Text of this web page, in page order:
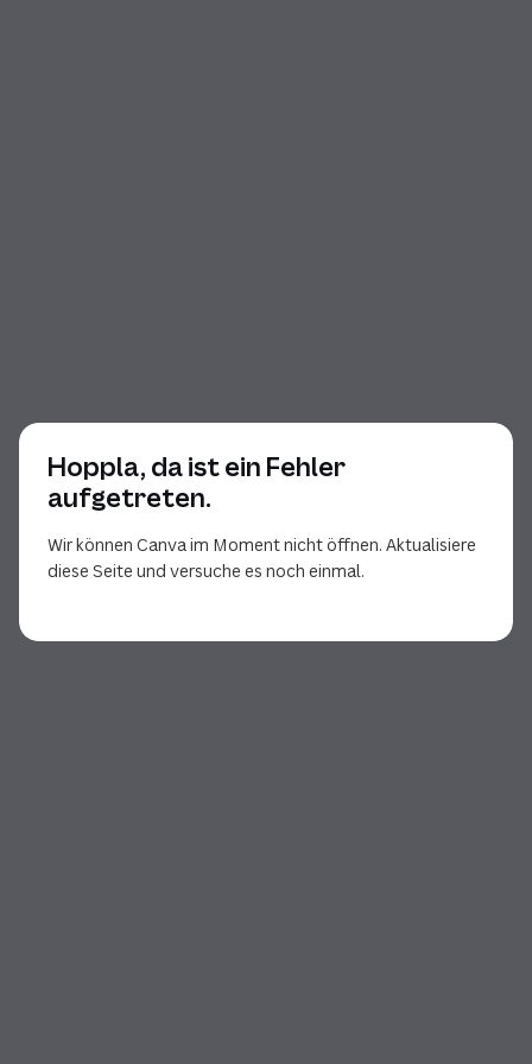
Hoppla, da ist ein Fehler
aufgetreten.
Wir können Canva im Moment nicht öffnen. Aktualisiere
diese Seite und versuche es noch einmal.